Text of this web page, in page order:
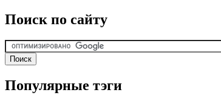
Поиск по сайту
Популярные тэги